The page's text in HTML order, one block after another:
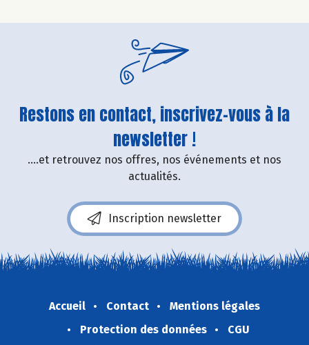
Restons en contact, inscrivez-vous à la
newsletter !
....et retrouvez nos offres, nos événements et nos
actualités.
Inscription newsletter
Accueil Contact
Mentions légales
Protection des données
CGU